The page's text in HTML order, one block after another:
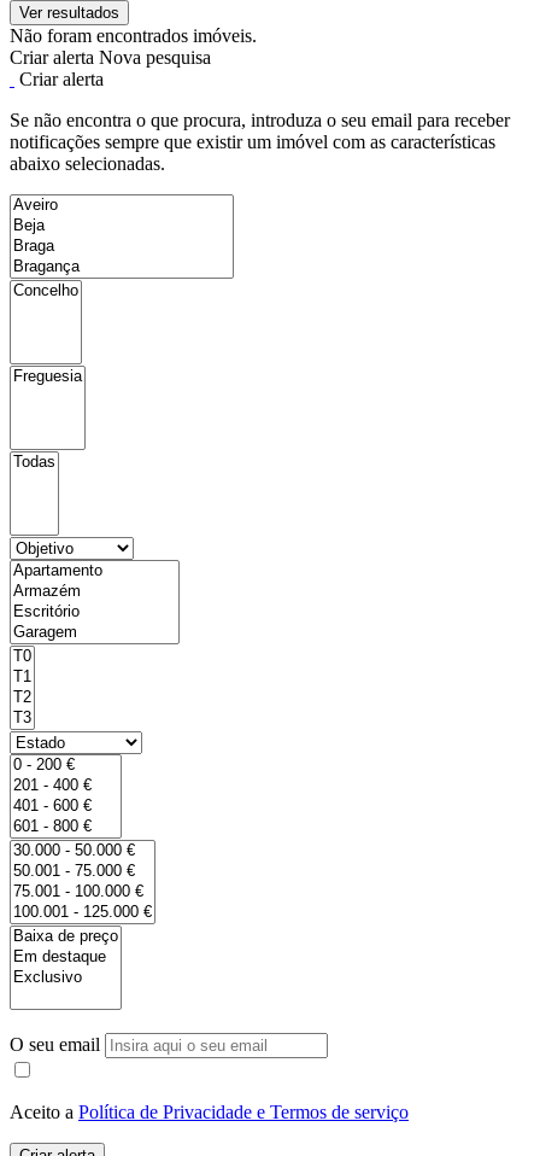
Não foram encontrados imóveis.
Criar alerta Nova pesquisa
Criar alerta
Se não encontra o que procura, introduza o seu email para receber
notificações sempre que existir um imóvel com as características
abaixo selecionadas.
O seu email
Aceito a Política de Privacidade e Termos de serviço